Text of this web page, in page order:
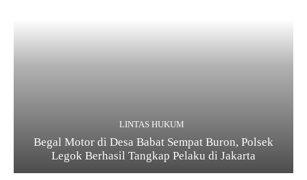
LINTAS HUKUM
Begal Motor di Desa Babat Sempat Buron, Polsek
Legok Berhasil Tangkap Pelaku di Jakarta